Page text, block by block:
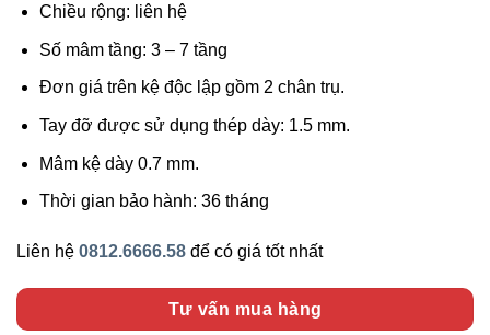
Chiều rộng: liên hệ
Số mâm tầng: 3 – 7 tầng
Đơn giá trên kệ độc lập gồm 2 chân trụ.
Tay đỡ được sử dụng thép dày: 1.5 mm.
Mâm kệ dày 0.7 mm.
Thời gian bảo hành: 36 tháng
Liên hệ 0812.6666.58 để có giá tốt nhất
Tư vấn mua hàng